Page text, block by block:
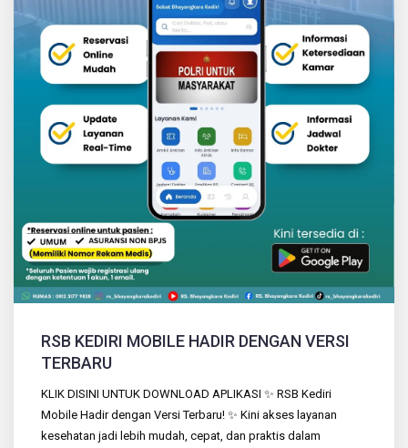
RSB KEDIRI MOBILE HADIR DENGAN VERSI
TERBARU
KLIK DISINI UNTUK DOWNLOAD APLIKASI ✨ RSB Kediri
Mobile Hadir dengan Versi Terbaru! ✨ Kini akses layanan
kesehatan jadi lebih mudah, cepat, dan praktis dalam